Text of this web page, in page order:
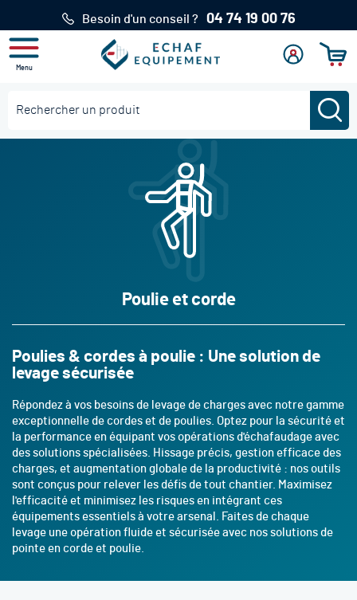
Menu
Besoin d'un conseil ? 04 74 19 00 76
compte
connecter
Poulie et corde
Poulies & cordes à poulie : Une solution de
levage sécurisée
Répondez à vos besoins de levage de charges avec notre gamme
exceptionnelle de cordes et de poulies. Optez pour la sécurité et
la performance en équipant vos opérations d'échafaudage avec
des solutions spécialisées. Hissage précis, gestion efficace des
charges, et augmentation globale de la productivité : nos outils
sont conçus pour relever les défis de tout chantier. Maximisez
l'efficacité et minimisez les risques en intégrant ces
équipements essentiels à votre arsenal. Faites de chaque
levage une opération fluide et sécurisée avec nos solutions de
pointe en corde et poulie.